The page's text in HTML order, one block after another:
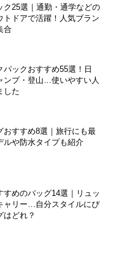
ク25選｜通勤・通学などの
トドアで活躍！人気ブラン
合
パックおすすめ55選！日
ンプ・登山…使いやすい人
した
おすすめ8選｜旅行にも最
ルや防水タイプも紹介
すめのバッグ14選｜リュッ
ャリー…自分スタイルにぴ
はどれ？